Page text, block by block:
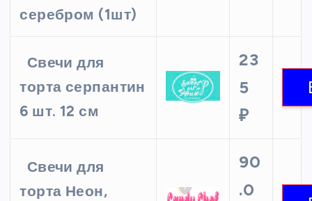
серебром (1шт)
Свечи для
торта серпантин
6 шт. 12 см
23
5
₽
Свечи для
торта Неон,
90
.0